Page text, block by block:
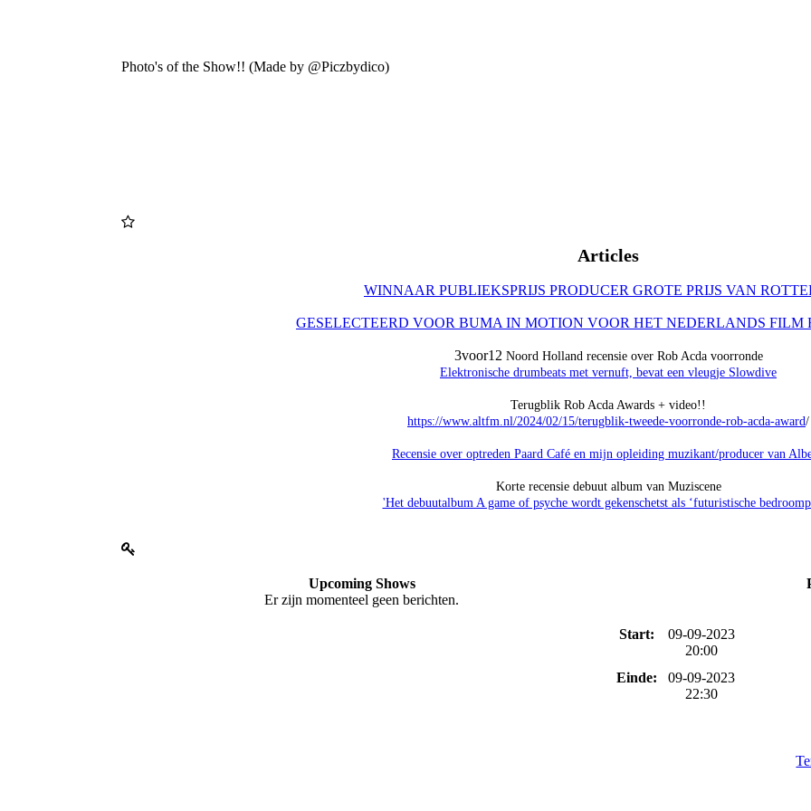
Photo's of the Show!! (Made by @Piczbydico)
Articles
WINNAAR PUBLIEKSPRIJS PRODUCER GROTE PRIJS VAN
GESELECTEERD VOOR BUMA IN MOTION VOOR HET NEDERLANDS FILM
3voor12 Noord Holland recensie over Rob Acda voorronde
Elektronische drumbeats met vernuft, bevat een vleugje Slowdive
Terugblik Rob Acda Awards + video!!
https://www.altfm.nl/2024/02/15/terugblik-tweede-voorronde-rob-acda-award/
Recensie over optreden Paard Café en mijn opleiding muzikant/producer van
Korte recensie debuut album van Muziscene
'Het debuutalbum A game of psyche wordt gekenschetst als ‘futuristische
Upcoming Shows
Er zijn momenteel geen berichten.
Start:
09-09-2023
20:00
Einde:
09-09-2023
22:30